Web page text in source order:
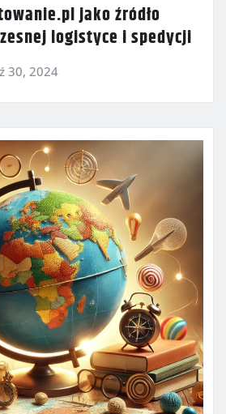
jako źródło
logistyce i spedycji
30, 2024